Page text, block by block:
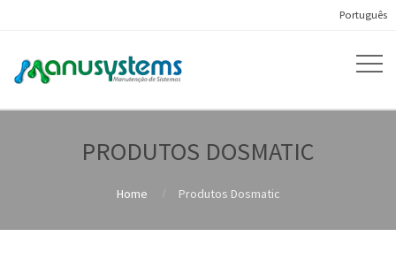
Português
PRODUTOS DOSMATIC
Home Produtos Dosmatic